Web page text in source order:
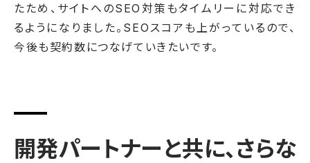
たため、サイトへのSEO対策もタイムリーに対応でき
るようになりました。SEOスコアも上がっているので、
今後も契約数につなげていきたいです。
開発パートナーと共に、さらな